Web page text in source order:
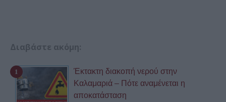
Διαβάστε ακόμη:
Έκτακτη διακοπή νερού στην
Καλαμαριά – Πότε αναμένεται η
αποκατάσταση